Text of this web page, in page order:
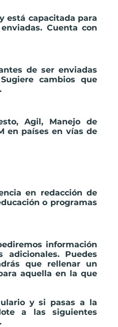
está capacitada para
Cuenta con
de ser enviadas
cambios que
Agil, Manejo de
en países en vías de
en redacción de
o programas
información
Puedes
que rellenar un
aquella en la que
y si pasas a la
a las siguientes